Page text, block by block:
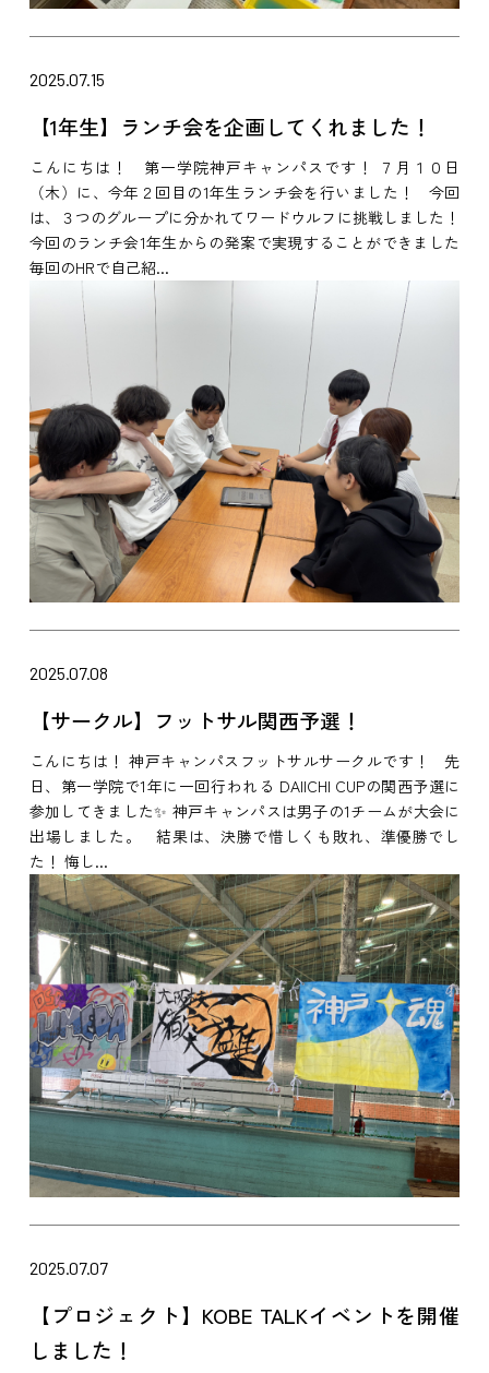
2025.07.15
【1年生】ランチ会を企画してくれました！
こんにちは！ 第一学院神戸キャンパスです！ ７月１０日
（木）に、今年２回目の1年生ランチ会を行いました！ 今回
は、３つのグループに分かれてワードウルフに挑戦しました！
今回のランチ会1年生からの発案で実現することができました
毎回のHRで自己紹...
2025.07.08
【サークル】フットサル関西予選！
こんにちは！ 神戸キャンパスフットサルサークルです！ 先
日、第一学院で1年に一回行われる DAIICHI CUPの関西予選に
参加してきました✨ 神戸キャンパスは男子の1チームが大会に
出場しました。 結果は、決勝で惜しくも敗れ、準優勝でし
た！ 悔し...
2025.07.07
【プロジェクト】KOBE TALKイベントを開催
しました！